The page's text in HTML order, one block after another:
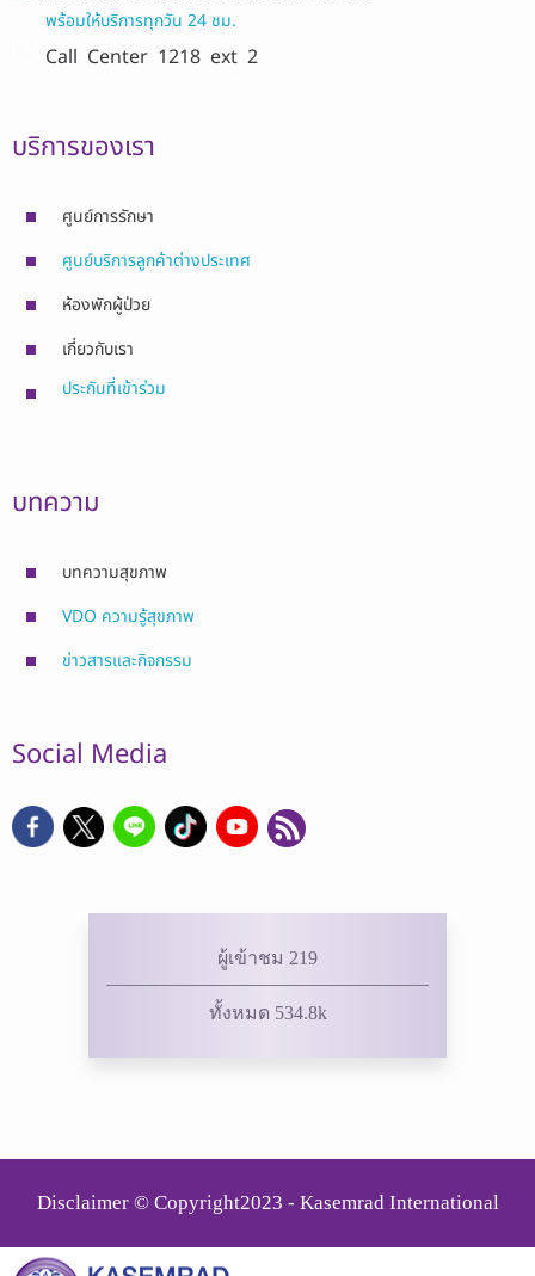
พร้อมให้บริการทุกวัน 24 ชม.
Call Center 1218 ext 2
บริการของเรา
ศูนย์การรักษา
ศูนย์บริการลูกค้าต่างประเทศ
ห้องพักผู้ป่วย
เกี่ยวกับเรา
ประกันที่เข้าร่วม
บทความ
บทความสุขภาพ
VDO ความรู้สุขภาพ
ข่าวสารและกิจกรรม
Social Media
ผู้เข้าชม 219
ทั้งหมด 534.8k
Disclaimer © Copyright2023 - Kasemrad International